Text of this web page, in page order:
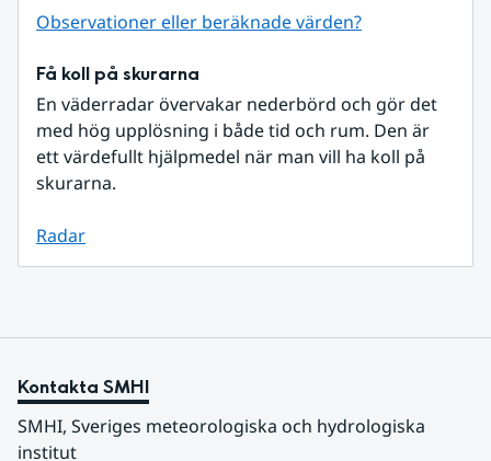
Observationer eller beräknade värden?
Få koll på skurarna
En väderradar övervakar nederbörd och gör det
med hög upplösning i både tid och rum. Den är
ett värdefullt hjälpmedel när man vill ha koll på
skurarna.
Radar
Kontakta SMHI
SMHI, Sveriges meteorologiska och hydrologiska
institut